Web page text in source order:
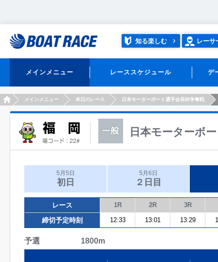
知る楽しむ レーサ
メインメニュー レーススケジュール デ
HOMEメインメニュー 本日のレース 日本モーターボート選手会長杯争奪戦
日本モーターボ
5月5日
初日
5月6日
２日目
レース 1R 2R 3R
締切予定時刻 12:33 13:01 13:29
予選 1800m